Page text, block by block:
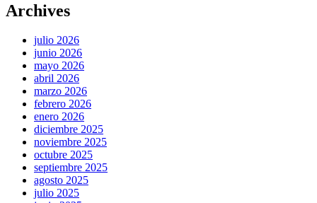
Archives
julio 2026
junio 2026
mayo 2026
abril 2026
marzo 2026
febrero 2026
enero 2026
diciembre 2025
noviembre 2025
octubre 2025
septiembre 2025
agosto 2025
julio 2025